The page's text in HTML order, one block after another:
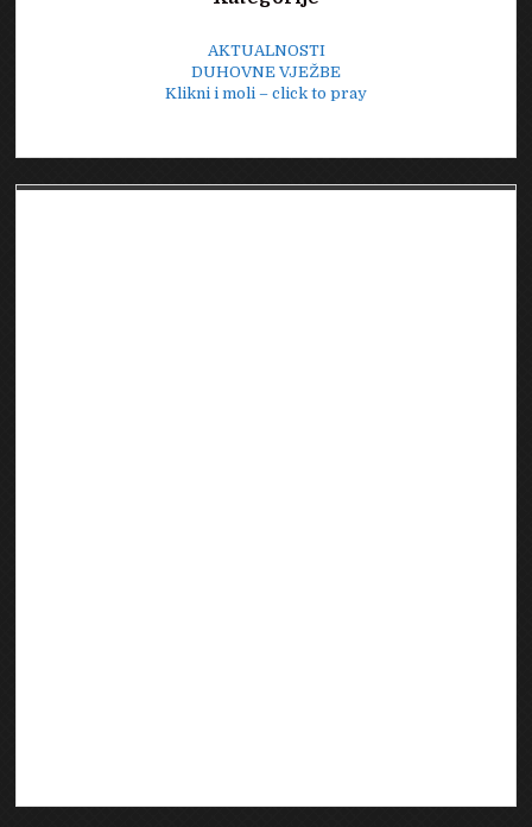
AKTUALNOSTI
DUHOVNE VJEŽBE
Klikni i moli – click to pray